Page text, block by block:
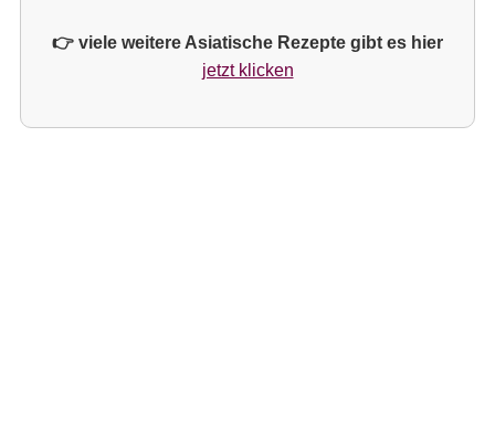
👉 viele weitere Asiatische Rezepte gibt es hier
jetzt klicken